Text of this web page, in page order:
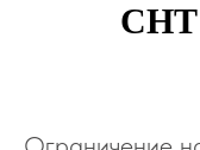
СНТ